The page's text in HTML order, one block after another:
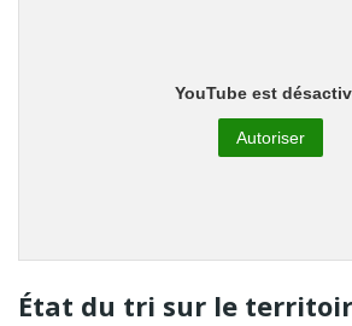
YouTube est
Autoriser
État du tri sur le